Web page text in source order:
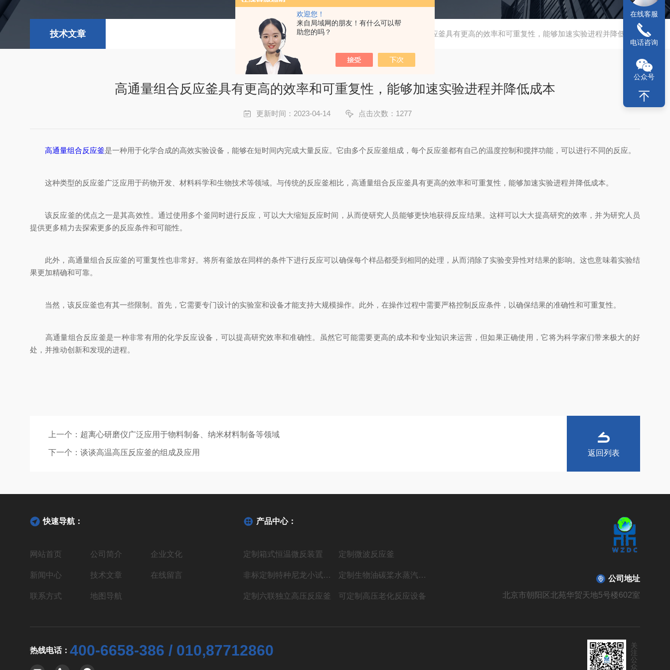
欢迎您！
来自局域网的朋友！有什么可以帮
助您的吗？
技术文章 当前位置：首页 高通量组合反应釜具有更高的效率和可重复性，能够加速实验进程并降低成本
高通量组合反应釜具有更高的效率和可重复性，能够加速实验进程并降低成本
更新时间：2023-04-14 点击次数：1277
高通量组合反应釜是一种用于化学合成的高效实验设备，能够在短时间内完成大量反应。它由多个反应釜组成，每个反应釜都有自己的温度控制和搅拌功能，可以进行不同的反应。
这种类型的反应釜广泛应用于药物开发、材料科学和生物技术等领域。与传统的反应釜相比，高通量组合反应釜具有更高的效率和可重复性，能够加速实验进程并降低成本。
该反应釜的优点之一是其高效性。通过使用多个釜同时进行反应，可以大大缩短反应时间，从而使研究人员能够更快地获得反应结果。这样可以大大提高研究的效率，并为研究人员
提供更多精力去探索更多的反应条件和可能性。
此外，高通量组合反应釜的可重复性也非常好。将所有釜放在同样的条件下进行反应可以确保每个样品都受到相同的处理，从而消除了实验变异性对结果的影响。这也意味着实验结
果更加精确和可靠。
当然，该反应釜也有其一些限制。首先，它需要专门设计的实验室和设备才能支持大规模操作。此外，在操作过程中需要严格控制反应条件，以确保结果的准确性和可重复性。
高通量组合反应釜是一种非常有用的化学反应设备，可以提高研究效率和准确性。虽然它可能需要更高的成本和专业知识来运营，但如果正确使用，它将为科学家们带来极大的好
处，并推动创新和发现的进程。
上一个： 超离心研磨仪广泛应用于物料制备、纳米材料制备等领域
下一个： 谈谈高温高压反应釜的组成及应用 返回列表
快速导航：
网站首页 公司简介 企业文化
新闻中心 技术文章 在线留言
联系方式 地图导航
产品中心：
定制箱式恒温微反装置 定制微波反应釜
非标定制特种尼龙小试聚合反应装置 定制生物油碳桨水蒸汽气化制氢液体燃料装置
定制六联独立高压反应釜 可定制高压老化反应设备
公司地址
北京市朝阳区北苑华贸天地5号楼602室
热线电话： 400-6658-386 / 010,87712860
关
注
公
众
在线客服
电话咨询
公众号